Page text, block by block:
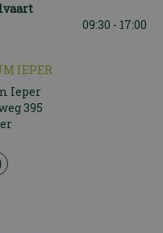
09:30 - 17:00
IEPER
Ieper
395